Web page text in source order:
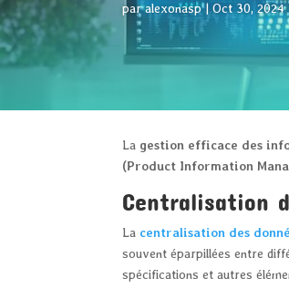
paralexonasp Oct 30, 2024
La gestion efficace des
(Product Information
Centralisation
La centralisation des
souvent éparpillées entre
spécifications et autres